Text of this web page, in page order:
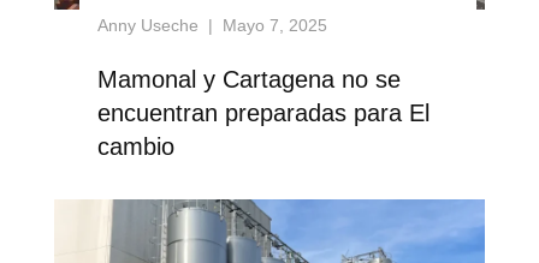
Anny Useche Mayo 7, 2025
Mamonal y Cartagena no se
encuentran preparadas para El
cambio